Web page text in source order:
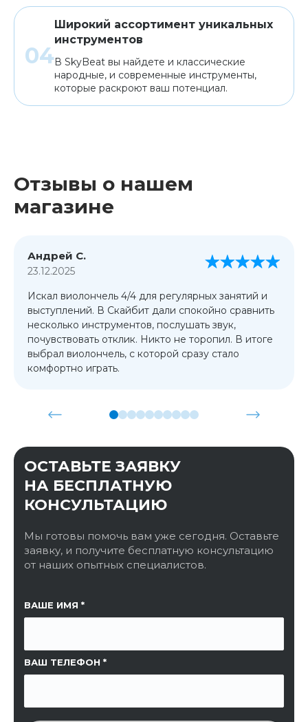
Широкий ассортимент уникальных
инструментов
В SkyBeat вы найдете и классические
народные, и современные инструменты,
которые раскроют ваш потенциал.
Отзывы о нашем
магазине
Андрей С.
23.12.2025
Искал виолончель 4/4 для регулярных занятий и
выступлений. В Скайбит дали спокойно сравнить
несколько инструментов, послушать звук,
почувствовать отклик. Никто не торопил. В итоге
выбрал виолончель, с которой сразу стало
комфортно играть.
ОСТАВЬТЕ ЗАЯВКУ
НА БЕСПЛАТНУЮ
КОНСУЛЬТАЦИЮ
Мы готовы помочь вам уже сегодня. Оставьте
заявку, и получите бесплатную консультацию
от наших опытных специалистов.
ВАШЕ ИМЯ
ВАШ ТЕЛЕФОН
ССЫЛКА НА СТРАНИЦУ